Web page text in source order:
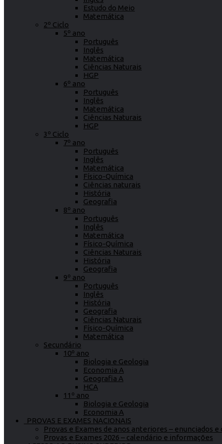
Estudo do Meio
Matemática
2º Ciclo
5º ano
Português
Inglês
Matemática
Ciências Naturais
HGP
6º ano
Português
Inglês
Matemática
Ciências Naturais
HGP
3º Ciclo
7º ano
Português
Inglês
Matemática
Físico-Química
Ciências naturais
História
Geografia
8º ano
Português
Inglês
Matemática
Físico-Química
Ciências Naturais
História
Geografia
9º ano
Português
Inglês
História
Geografia
Ciências Naturais
Físico-Química
Matemática
Secundário
10º ano
Biologia e Geologia
Economia A
Geografia A
HCA
11º ano
Biologia e Geologia
Economia A
PROVAS E EXAMES NACIONAIS
Provas e Exames de anos anteriores – enunciados
Provas e Exames 2026 – calendário e informações